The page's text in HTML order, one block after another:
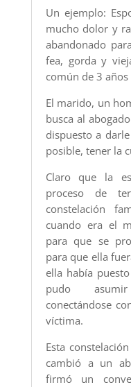
Un ejemplo:
mucho dolor y
abandonado
fea, gorda y
común de 3
El marido, un
busca al
dispuesto a
posible, tener la
Claro que la
proceso de
constelación
cuando era el
para que se
para que ella
ella había
pudo
conectándose
víctima.
Esta
cambió a un
firmó un